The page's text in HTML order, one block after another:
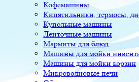
Кофемашины
Кипятильники, термосы,
Купольные машины
Ленточные машины
Мармиты для блюд
Машины для мойки
Машины для мойки корзин
Микроволновые печи